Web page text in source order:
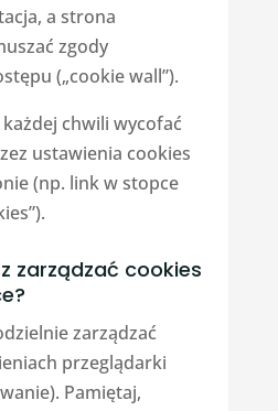
a strona
zgody
(„cookie wall”).
chwili wycofać
ustawienia cookies
(np. link w stopce
zarządzać cookies
zarządzać
przeglądarki
Pamiętaj,